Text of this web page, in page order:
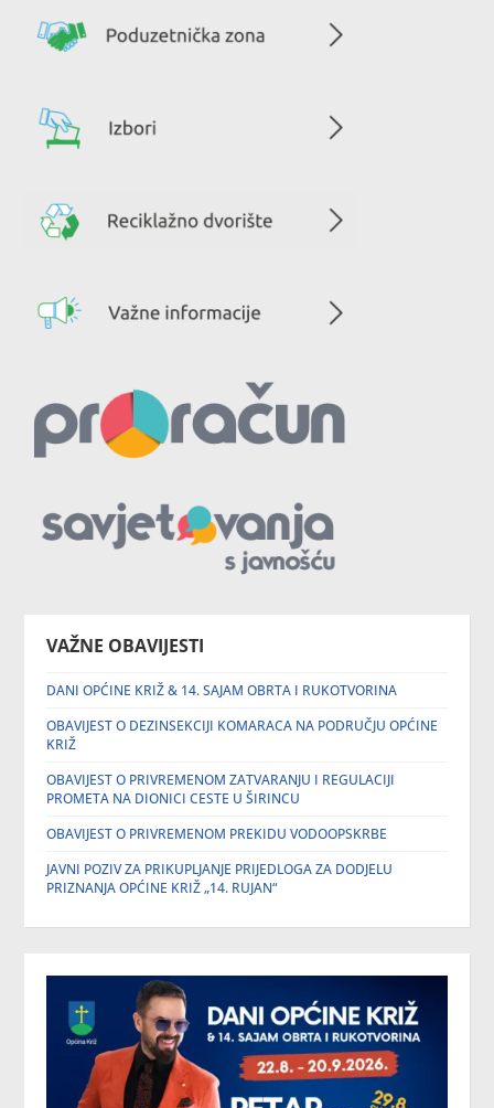
VAŽNE OBAVIJESTI
DANI OPĆINE KRIŽ & 14. SAJAM OBRTA I RUKOTVORINA
OBAVIJEST O DEZINSEKCIJI KOMARACA NA PODRUČJU OPĆINE
KRIŽ
OBAVIJEST O PRIVREMENOM ZATVARANJU I REGULACIJI
PROMETA NA DIONICI CESTE U ŠIRINCU
OBAVIJEST O PRIVREMENOM PREKIDU VODOOPSKRBE
JAVNI POZIV ZA PRIKUPLJANJE PRIJEDLOGA ZA DODJELU
PRIZNANJA OPĆINE KRIŽ „14. RUJAN“